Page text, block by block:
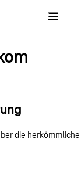
die herkömmliche